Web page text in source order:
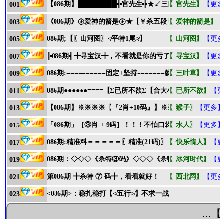
001 【086期】████████╬官先生╬★↙三四码
〖官先生〗 【
003 《086期》㊣爱神的箭是㊣★【￥杀五段￥】－－－赌彩
〖爱神的箭是〗
005 086期;【〖山河图〗≮平特1尾≯】 〖山河图〗 【
007 ╠086期╣╋寻宝汉╋，不看就是你的亏了，老铁们!囍杀4
〖寻宝汉〗 【
009 086期:==========固定+坚持=======就是赚赢钱
〖三叶草〗 【
011 086期●●●●●●====【Σ已所不欲Σ【合大小】】〖已所不欲〗
013 【086期】※※※※【『2肖+10码』】※※※※意想不到，
〖猴子〗 【更多
015 「086期」［③肖 + 9码］！！！不怕口袋没钱装,就怕庄
〖水人〗 【更多
017 086期:精准料＝＝＝＝＝〖精准(21码)〗＝＝＝准准准准
〖快乐情人〗
019 086期：◇◇◇《杀特③码》◇◇◇《杀特③码》◇◇◇最
〖冰河时代〗
021 第086期 ╋杀特 ⑦ 码╋，看看就好！ 〖西北雨〗 【
023 <086期>：稳扎稳打【≮五行≯】不求一战成名，但求百
...